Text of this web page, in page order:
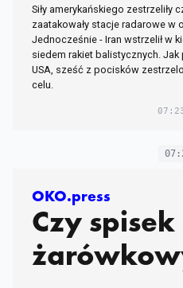
Siły amerykańskiego zestrzeliły
zaatakowały stacje radarowe w
Jednocześnie - Iran wstrzelił w
siedem rakiet balistycznych.
USA, sześć z pocisków
celu.
OKO.press
Czy spisek